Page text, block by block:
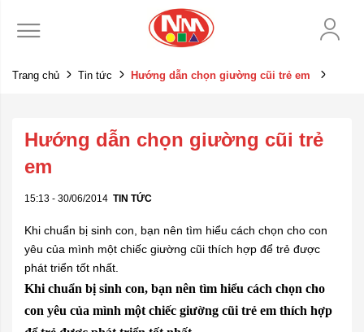
Trang chủ Tin tức Hướng dẫn chọn giường cũi trẻ em
Hướng dẫn chọn giường cũi trẻ
em
15:13 - 30/06/2014 TIN TỨC
Khi chuẩn bị sinh con, bạn nên tìm hiểu cách chọn cho con
yêu của mình một chiếc giường cũi thích hợp để trẻ được
phát triển tốt nhất.
Khi chuẩn bị sinh con, bạn nên tìm hiểu cách chọn cho
con yêu của mình một chiếc giường cũi trẻ em thích hợp